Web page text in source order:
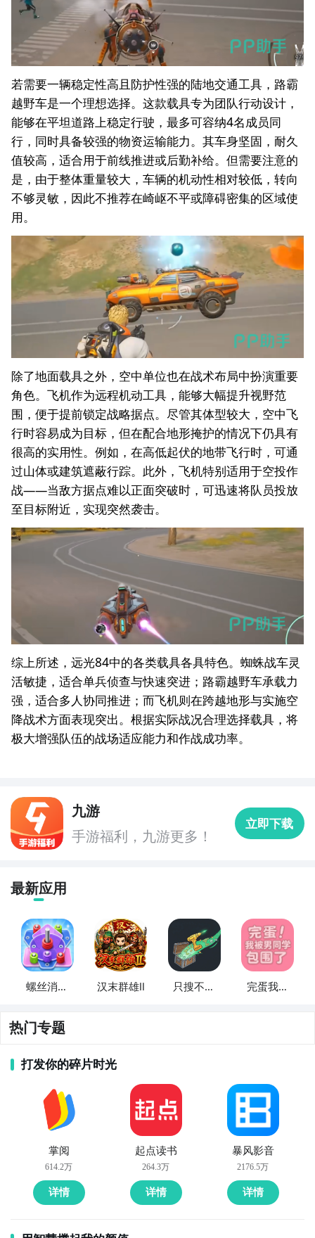
若需要一辆稳定性高且防护性强的陆地交通工具，路霸
越野车是一个理想选择。这款载具专为团队行动设计，
能够在平坦道路上稳定行驶，最多可容纳4名成员同
行，同时具备较强的物资运输能力。其车身坚固，耐久
值较高，适合用于前线推进或后勤补给。但需要注意的
是，由于整体重量较大，车辆的机动性相对较低，转向
不够灵敏，因此不推荐在崎岖不平或障碍密集的区域使
用。
除了地面载具之外，空中单位也在战术布局中扮演重要
角色。飞机作为远程机动工具，能够大幅提升视野范
围，便于提前锁定战略据点。尽管其体型较大，空中飞
行时容易成为目标，但在配合地形掩护的情况下仍具有
很高的实用性。例如，在高低起伏的地带飞行时，可通
过山体或建筑遮蔽行踪。此外，飞机特别适用于空投作
战——当敌方据点难以正面突破时，可迅速将队员投放
至目标附近，实现突然袭击。
综上所述，远光84中的各类载具各具特色。蜘蛛战车灵
活敏捷，适合单兵侦查与快速突进；路霸越野车承载力
强，适合多人协同推进；而飞机则在跨越地形与实施空
降战术方面表现突出。根据实际战况合理选择载具，将
极大增强队伍的战场适应能力和作战成功率。
九游
手游福利，九游更多！
立即下载
最新应用
螺丝消消
汉末群雄Ⅱ
只搜不打
完蛋我被
热门专题
打发你的碎片时光
掌阅
614.2万
详情
起点读书
264.3万
详情
暴风影音
2176.5万
详情